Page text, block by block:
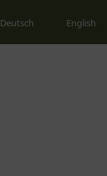
Deutsch English